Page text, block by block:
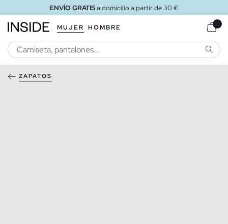
ENVÍO GRATISa domicilio a partir de 30 €
MUJER HOMBRE
ZAPATOS